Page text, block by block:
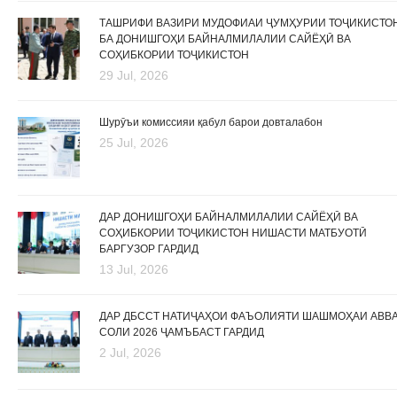
ТАШРИФИ ВАЗИРИ МУДОФИАИ ҶУМҲУРИИ
БА ДОНИШГОҲИ БАЙНАЛМИЛАЛИИ САЙЁҲӢ ВА
СОҲИБКОРИИ ТОҶИКИСТОН
29 Jul, 2026
Шурӯъи комиссияи қабул барои довталабон
25 Jul, 2026
ДАР ДОНИШГОҲИ БАЙНАЛМИЛАЛИИ САЙЁҲӢ ВА
СОҲИБКОРИИ ТОҶИКИСТОН НИШАСТИ МАТБУОТӢ
БАРГУЗОР ГАРДИД
13 Jul, 2026
ДАР ДБССТ НАТИҶАҲОИ ФАЪОЛИЯТИ ШАШМОҲАИ
СОЛИ 2026 ҶАМЪБАСТ ГАРДИД
2 Jul, 2026